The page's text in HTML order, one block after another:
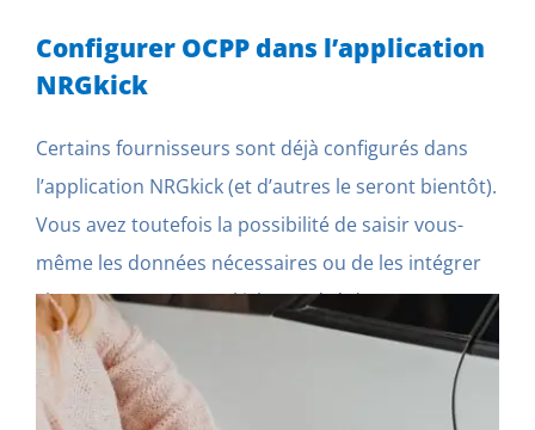
Configurer OCPP dans l’application
NRGkick
Certains fournisseurs sont déjà configurés dans
l’application NRGkick (et d’autres le seront bientôt).
Vous avez toutefois la possibilité de saisir vous-
même les données nécessaires ou de les intégrer
chez nous. Votre NRGkick est géré dans un
système de gestion central et peut être contrôlé
avec d’autres points de charge. Cela signifie que les
opérateurs de réseaux de recharge peuvent